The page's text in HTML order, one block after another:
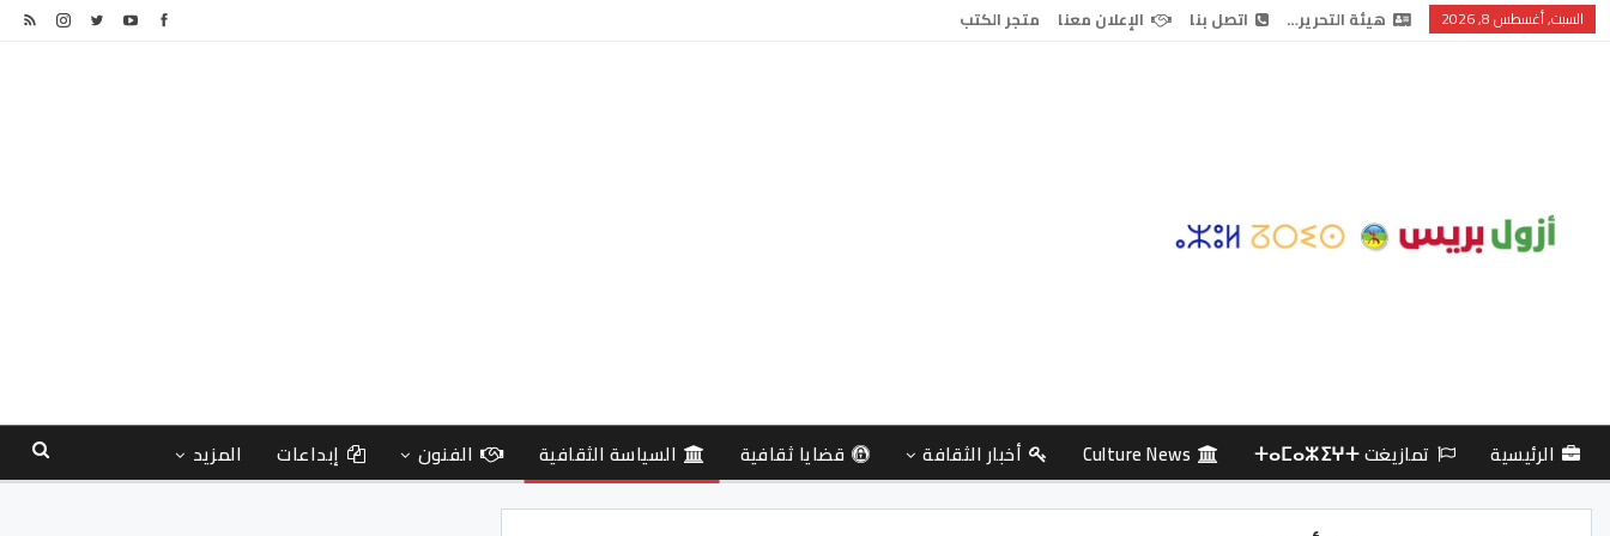
السبت, أغسطس 8, 2026 هيئة التحرير… اتصل بنا الإعلان معنا متجر الكتب
الرئيسية تمازيغت ⵜⴰⵎⴰⵣⵉⵖⵜ Culture News أخبار الثقافة قضايا ثقافية السياسة الثقافية الفنون إبداعات المزيد